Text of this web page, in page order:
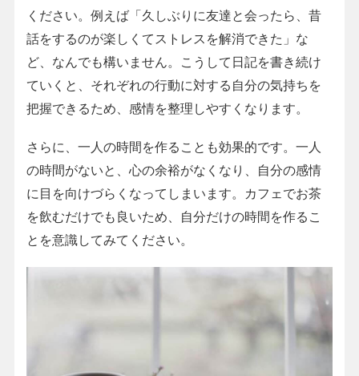
ください。例えば「久しぶりに友達と会ったら、昔
話をするのが楽しくてストレスを解消できた」な
ど、なんでも構いません。こうして日記を書き続け
ていくと、それぞれの行動に対する自分の気持ちを
把握できるため、感情を整理しやすくなります。
さらに、一人の時間を作ることも効果的です。一人
の時間がないと、心の余裕がなくなり、自分の感情
に目を向けづらくなってしまいます。カフェでお茶
を飲むだけでも良いため、自分だけの時間を作るこ
とを意識してみてください。